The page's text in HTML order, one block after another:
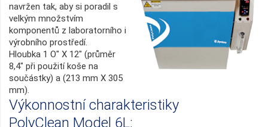
navržen tak, aby si poradil s
velkým množstvím
komponentů z laboratorního i
výrobního prostředí.
Hloubka 1 O" X 12" (průměr
8,4" při použití koše na
součástky) a (213 mm X 305
mm).
Výkonnostní charakteristiky
PolyClean Model 6L: